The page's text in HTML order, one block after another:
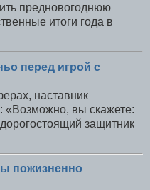
предновогоднюю
итоги года в
перед игрой с
наставник
«Возможно, вы скажете:
защитник
пожизненно